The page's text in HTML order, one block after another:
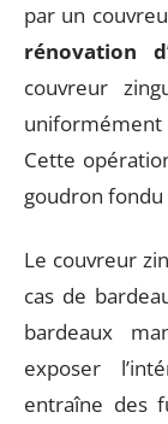
par un
rénovation
couvreur
Cette
goudron fondu
Le couvreur
cas de
bardeaux
exposer
entraîne des